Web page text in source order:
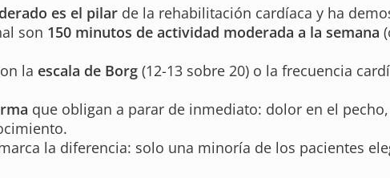
es el pilar de la rehabilitación cardíaca y ha
son 150 minutos de actividad moderada a la semana
la escala de Borg (12-13 sobre 20) o la frecuencia
que obligan a parar de inmediato: dolor en el
la diferencia: solo una minoría de los pacientes